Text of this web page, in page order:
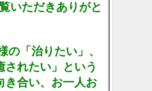
いただきありがと
の「治りたい」、
されたい」という
き合い、お一人お